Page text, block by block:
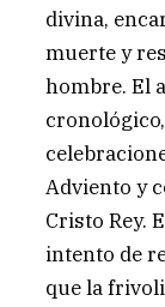
divina,
muerte y
hombre. El
Adviento y
Cristo Rey.
intento de
que la